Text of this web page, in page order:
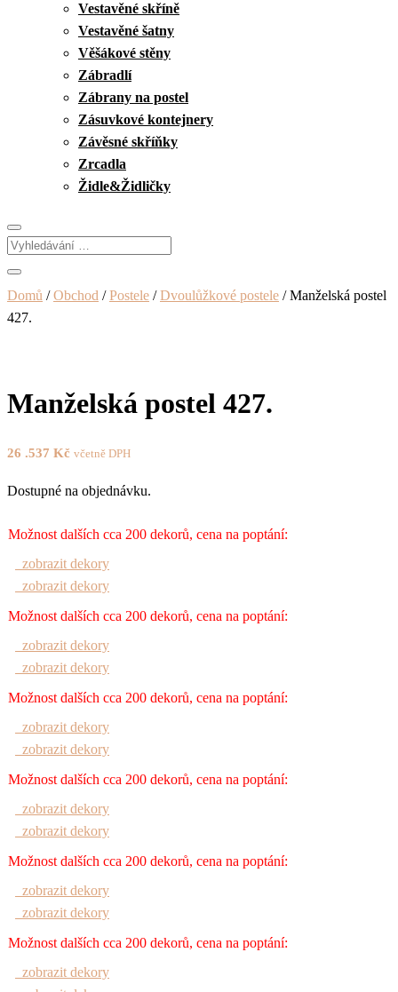
Vestavěné skříně
Vestavěné šatny
Věšákové stěny
Zábradlí
Zábrany na postel
Zásuvkové kontejnery
Závěsné skříňky
Zrcadla
Židle&Židličky
Domů /Obchod /Postele /Dvoulůžkové postele / Manželská postel
427.
Manželská postel 427.
26 .537 Kč včetně DPH
Dostupné na objednávku.
Možnost dalších cca 200 dekorů, cena na poptání:
zobrazit dekory
zobrazit dekory
Možnost dalších cca 200 dekorů, cena na poptání:
zobrazit dekory
zobrazit dekory
Možnost dalších cca 200 dekorů, cena na poptání:
zobrazit dekory
zobrazit dekory
Možnost dalších cca 200 dekorů, cena na poptání:
zobrazit dekory
zobrazit dekory
Možnost dalších cca 200 dekorů, cena na poptání:
zobrazit dekory
zobrazit dekory
Možnost dalších cca 200 dekorů, cena na poptání:
zobrazit dekory